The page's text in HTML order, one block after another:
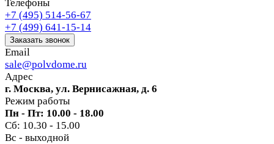
Телефоны
+7 (495) 514-56-67
+7 (499) 641-15-14
Заказать звонок
Email
sale@polvdome.ru
Адрес
г. Москва, ул. Вернисажная, д. 6
Режим работы
Пн - Пт: 10.00 - 18.00
Сб: 10.30 - 15.00
Вс - выходной